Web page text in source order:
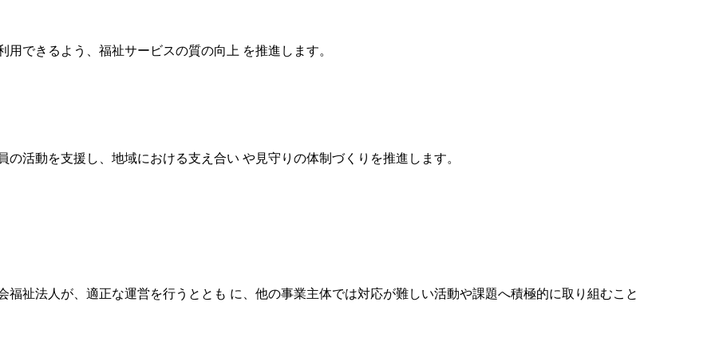
用できるよう、福祉サービスの質の向上 を推進します。
の活動を支援し、地域における支え合い や見守りの体制づくりを推進します。
福祉法人が、適正な運営を行うととも に、他の事業主体では対応が難しい活動や課題へ積極的に取り組むこと